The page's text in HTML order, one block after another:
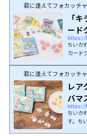
君に逢えてフォカッチャ
「
ード
https://
ちいか
カード
君に逢えてフォカッチャ
レア
バマ
https://
ちいか
す。ち